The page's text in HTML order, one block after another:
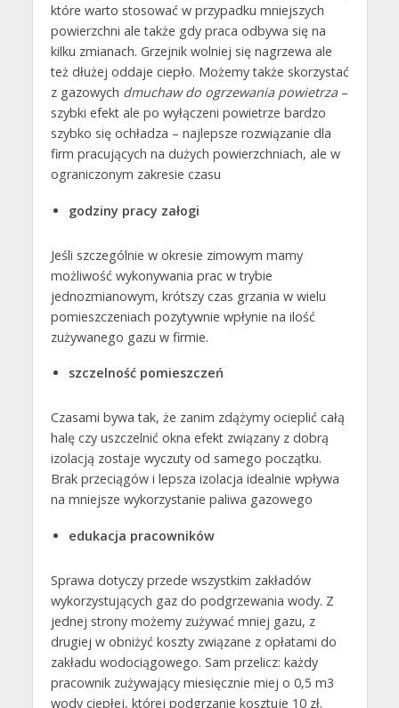
które warto stosować w przypadku mniejszych
powierzchni ale także gdy praca odbywa się na
kilku zmianach. Grzejnik wolniej się nagrzewa ale
też dłużej oddaje ciepło. Możemy także skorzystać
z gazowych dmuchaw do ogrzewania powietrza–
szybki efekt ale po wyłączeni powietrze bardzo
szybko się ochładza – najlepsze rozwiązanie dla
firm pracujących na dużych powierzchniach, ale w
ograniczonym zakresie czasu
godziny pracy załogi
Jeśli szczególnie w okresie zimowym mamy
możliwość wykonywania prac w trybie
jednozmianowym, krótszy czas grzania w wielu
pomieszczeniach pozytywnie wpłynie na ilość
zużywanego gazu w firmie.
szczelność pomieszczeń
Czasami bywa tak, że zanim zdążymy ocieplić całą
halę czy uszczelnić okna efekt związany z dobrą
izolacją zostaje wyczuty od samego początku.
Brak przeciągów i lepsza izolacja idealnie wpływa
na mniejsze wykorzystanie paliwa gazowego
edukacja pracowników
Sprawa dotyczy przede wszystkim zakładów
wykorzystujących gaz do podgrzewania wody. Z
jednej strony możemy zużywać mniej gazu, z
drugiej w obniżyć koszty związane z opłatami do
zakładu wodociągowego. Sam przelicz: każdy
pracownik zużywający miesięcznie miej o 0,5 m3
wody ciepłej, której podgrzanie kosztuje 10 zł.